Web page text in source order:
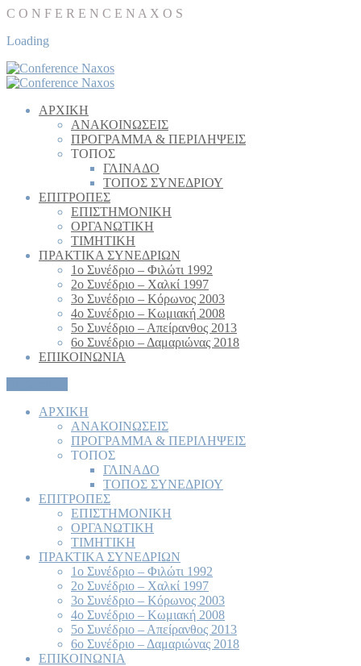
C O N F E R E N C E N A X O S
Loading
AΡΧΙΚΗ
ΑΝΑΚΟΙΝΩΣΕΙΣ
ΠΡΟΓΡΑΜΜΑ & ΠΕΡΙΛΗΨΕΙΣ
ΤΟΠΟΣ
ΓΛΙΝΑΔΟ
TΟΠΟΣ ΣΥΝΕΔΡΙΟΥ
ΕΠΙΤΡΟΠΕΣ
ΕΠΙΣΤΗΜΟΝΙΚΗ
ΟΡΓΑΝΩΤΙΚΗ
TIMHTIKH
ΠΡΑΚΤΙΚΑ ΣΥΝΕΔΡΙΩΝ
1ο Συνέδριο – Φιλώτι 1992
2ο Συνέδριο – Χαλκί 1997
3ο Συνέδριο – Κόρωνος 2003
4ο Συνέδριο – Kωμιακή 2008
5ο Συνέδριο – Απείρανθος 2013
6ο Συνέδριο – Δαμαριώνας 2018
ΕΠΙΚΟΙΝΩΝΙΑ
AΡΧΙΚΗ
ΑΝΑΚΟΙΝΩΣΕΙΣ
ΠΡΟΓΡΑΜΜΑ & ΠΕΡΙΛΗΨΕΙΣ
ΤΟΠΟΣ
ΓΛΙΝΑΔΟ
TΟΠΟΣ ΣΥΝΕΔΡΙΟΥ
ΕΠΙΤΡΟΠΕΣ
ΕΠΙΣΤΗΜΟΝΙΚΗ
ΟΡΓΑΝΩΤΙΚΗ
TIMHTIKH
ΠΡΑΚΤΙΚΑ ΣΥΝΕΔΡΙΩΝ
1ο Συνέδριο – Φιλώτι 1992
2ο Συνέδριο – Χαλκί 1997
3ο Συνέδριο – Κόρωνος 2003
4ο Συνέδριο – Kωμιακή 2008
5ο Συνέδριο – Απείρανθος 2013
6ο Συνέδριο – Δαμαριώνας 2018
ΕΠΙΚΟΙΝΩΝΙΑ